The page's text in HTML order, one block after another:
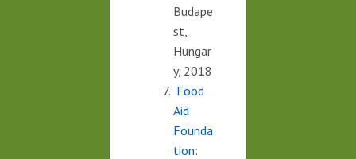
Budape
st,
Hungar
y, 2018
Food
Aid
Founda
tion: